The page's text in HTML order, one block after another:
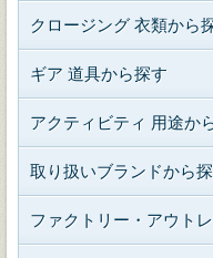
クロージング 衣類から
ギア 道具から探す
アクティビティ 用途か
取り扱いブランドから
ファクトリー・アウト